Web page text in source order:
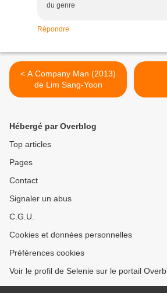
du genre
Répondre
< A Company Man (2013)
de Lim Sang-Yoon
Hébergé par Overblog
Top articles
Pages
Contact
Signaler un abus
C.G.U.
Cookies et données personnelles
Préférences cookies
Voir le profil de Selenie sur le portail